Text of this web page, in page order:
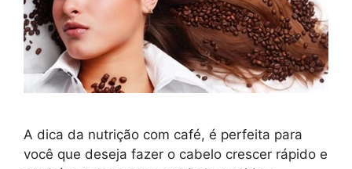
A dica da nutrição com café, é perfeita para
você que deseja fazer o cabelo crescer rápido e